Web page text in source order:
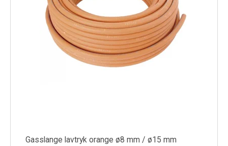
Gasslange lavtryk orange ø8 mm / ø15 mm